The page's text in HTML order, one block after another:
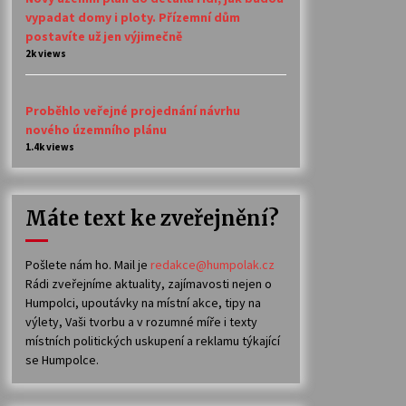
vypadat domy i ploty. Přízemní dům
postavíte už jen výjimečně
2k views
Proběhlo veřejné projednání návrhu
nového územního plánu
1.4k views
Máte text ke zveřejnění?
Pošlete nám ho. Mail je redakce@humpolak.cz
Rádi zveřejníme aktuality, zajímavosti nejen o
Humpolci, upoutávky na místní akce, tipy na
výlety, Vaši tvorbu a v rozumné míře i texty
místních politických uskupení a reklamu týkající
se Humpolce.